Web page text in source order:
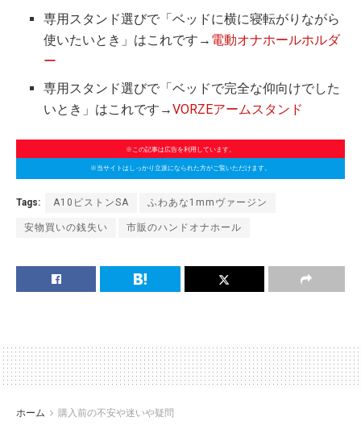
専用スタンド選びで「ベッドに横に寝転がりながら
使いたいとき」はこれです→ 電動オナホールホルダ
ー
専用スタンド選びで「ベッドで完全な仰向けでした
いとき」はこれです→VORZEアームスタンド
※この記事は広告を利用しています。
※当サイトはしっかり立派になられた方がご覧いただけます。
Tags: A10ピストンSA ふわあな1mmヴァージン
安物買いの銭失い 市販のハンドオナホール
ホーム 購入前の不安や迷いや疑問